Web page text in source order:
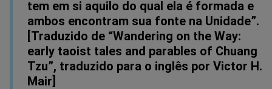
tem em si aquilo do qual ela é formada e
ambos encontram sua fonte na Unidade”.
[Traduzido de “Wandering on the Way:
early taoist tales and parables of Chuang
Tzu”, traduzido para o inglês por Victor H.
Mair]